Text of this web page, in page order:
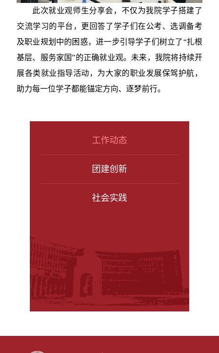
此次就业观师生分享会，不仅为我院学子搭建了
交流学习的平台，更回答了学子们在公考、选调备考
及职业规划中的困惑，进一步引导学子们树立了“扎根
基层、服务家国”的正确就业观。未来，我院将持续开
展各类就业指导活动，为大家的职业发展保驾护航，
助力每一位学子都能锚定方向、逐梦前行。
工作动态
团建创新
社会实践